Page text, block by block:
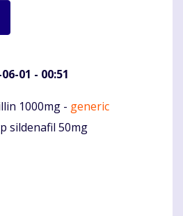
01 - 00:51
1000mg - generic
sildenafil 50mg